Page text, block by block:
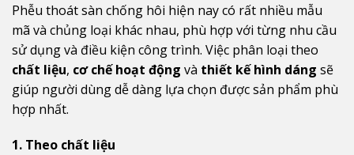
Phễu thoát sàn chống hôi hiện nay có rất nhiều mẫu
mã và chủng loại khác nhau, phù hợp với từng nhu cầu
sử dụng và điều kiện công trình. Việc phân loại theo
chất liệu, cơ chế hoạt động và thiết kế hình dáng sẽ
giúp người dùng dễ dàng lựa chọn được sản phẩm phù
hợp nhất.
1. Theo chất liệu